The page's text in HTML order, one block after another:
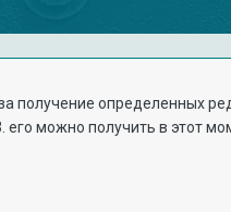
получение определенных
его можно получить в этот